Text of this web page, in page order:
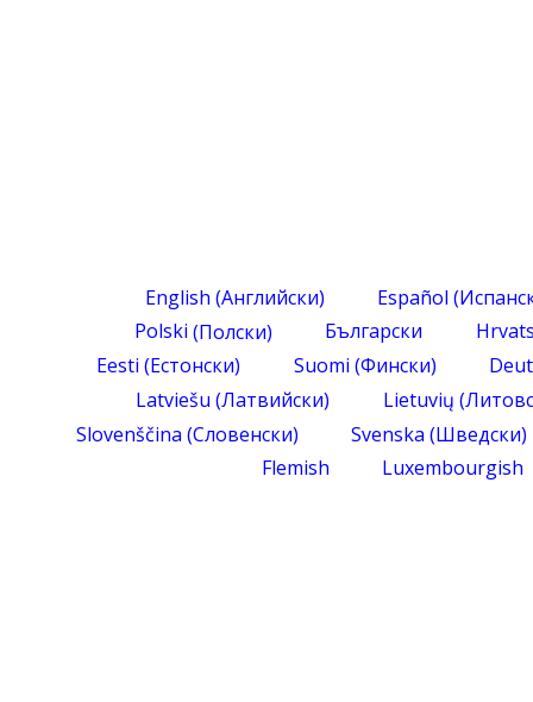
English (Английски) Español (
Polski (Полски) Български
Eesti (Естонски) Suomi (Фински)
Latviešu (Латвийски) Lietuvių (
Slovenščina (Словенски) Svenska (Шведски)
Flemish
Luxembourgish